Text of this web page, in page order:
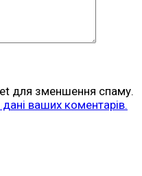
для зменшення спаму.
ваших коментарів.